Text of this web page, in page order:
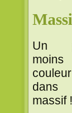
Un
couleur
massif !